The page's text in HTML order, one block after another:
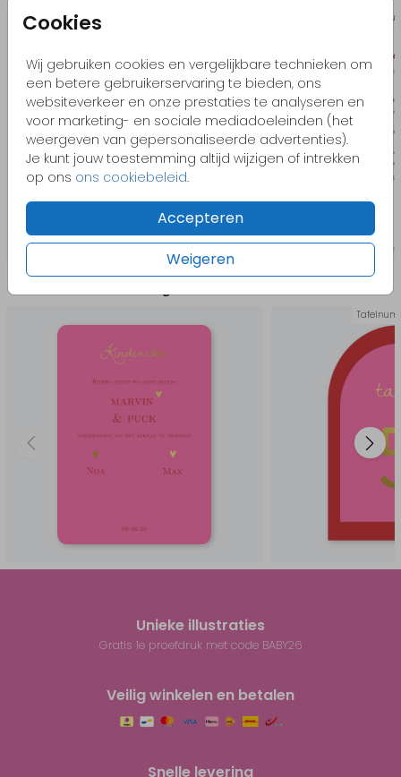
Cookies
Wij gebruiken cookies en vergelijkbare technieken om
een betere gebruikerservaring te bieden, ons
websiteverkeer en onze prestaties te analyseren en
voor marketing- en sociale mediadoeleinden (het
weergeven van gepersonaliseerde advertenties).
Je kunt jouw toestemming altijd wijzigen of intrekken
op ons ons cookiebeleid.
Accepteren
Weigeren
Unieke illustraties
Gratis 1e proefdruk met code BABY26
Veilig winkelen en betalen
Snelle levering